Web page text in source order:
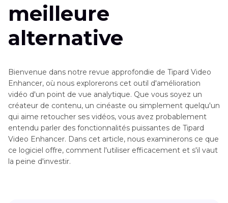
meilleure
alternative
Bienvenue dans notre revue approfondie de Tipard Video
Enhancer, où nous explorerons cet outil d'amélioration
vidéo d'un point de vue analytique. Que vous soyez un
créateur de contenu, un cinéaste ou simplement quelqu'un
qui aime retoucher ses vidéos, vous avez probablement
entendu parler des fonctionnalités puissantes de Tipard
Video Enhancer. Dans cet article, nous examinerons ce que
ce logiciel offre, comment l'utiliser efficacement et s'il vaut
la peine d'investir.